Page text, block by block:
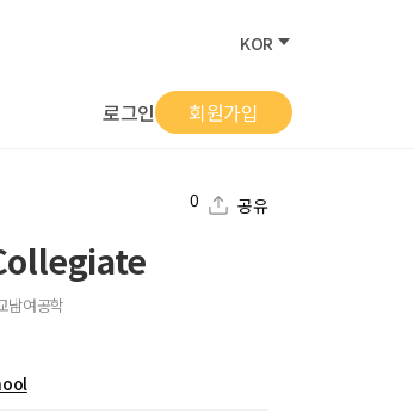
KOR
로그인 회원가입
0 공유
남여공학